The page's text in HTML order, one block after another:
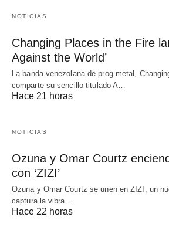
NOTICIAS
Changing Places in the Fire
Against the World’
La banda venezolana de prog-metal,
comparte su sencillo titulado A…
Hace 21 horas
NOTICIAS
Ozuna y Omar Courtz
con ‘ZIZI’
Ozuna y Omar Courtz se unen en ZIZI, un
captura la vibra…
Hace 22 horas